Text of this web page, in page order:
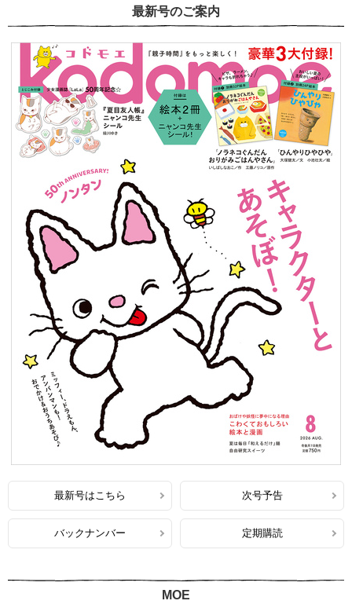
最新号のご案内
最新号はこちら 次号予告
バックナンバー 定期購読
MOE